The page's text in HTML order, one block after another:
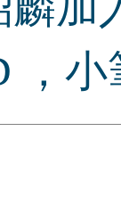
，